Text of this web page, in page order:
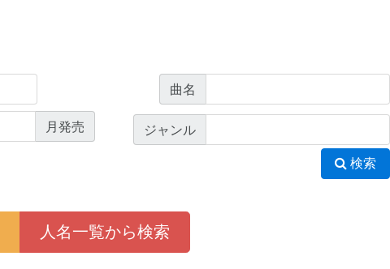
曲名
月発売 ジャンル
検索
人名一覧から検索